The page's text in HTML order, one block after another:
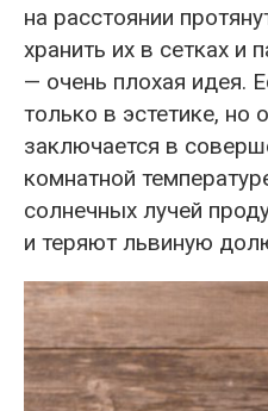
на расстоянии
хранить их в сетках и
— очень плохая идея.
только в эстетике, но
заключается в
комнатной
солнечных лучей
и теряют львиную